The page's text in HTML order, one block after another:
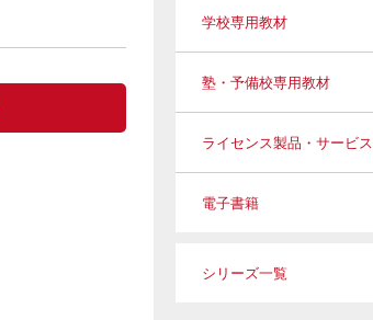
学校専用教材
塾・予備校専用教材
ライセンス製品・サービス
電子書籍
シリーズ一覧